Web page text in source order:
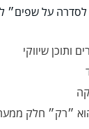
לסדרה על שפים״
ותוכן שיווקי
״רק״ חלק